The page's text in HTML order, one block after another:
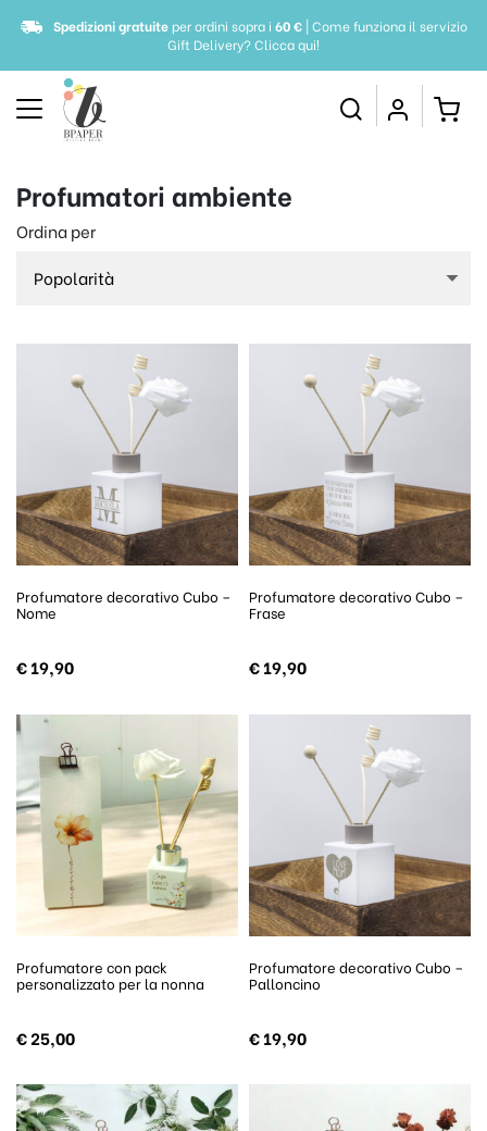
Spedizioni gratuiteper ordini sopra i 60 €| Come funziona il servizio
Gift Delivery?Clicca qui!
Profumatori ambiente
Ordina per
Profumatore decorativo Cubo –
Nome
€19,90
Profumatore decorativo Cubo –
Frase
€19,90
Profumatore con pack
personalizzato per la nonna
€25,00
Profumatore decorativo Cubo –
Palloncino
€19,90